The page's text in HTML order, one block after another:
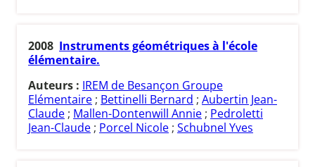
2008 Instruments géométriques à l'école
élémentaire.
Auteurs : IREM de Besançon Groupe
Elémentaire; Bettinelli Bernard ; Aubertin Jean-
Claude; Mallen-Dontenwill Annie; Pedroletti
Jean-Claude; Porcel Nicole; Schubnel Yves